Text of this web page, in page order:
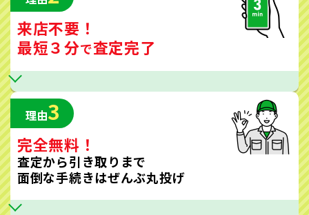
来店不要！
最短３分で査定完了
理由3
完全無料！
査定から引き取りまで
面倒な手続きはぜんぶ丸投げ